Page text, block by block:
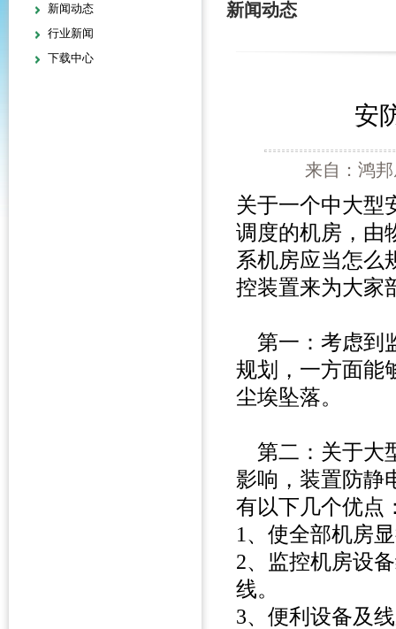
新闻动态
行业新闻
下载中心
新闻动态
安
来自：鸿
关于一个中大型
调度的机房，由
系机房应当怎么
控装置来为大家
第一：考虑到
规划，一方面能
尘埃坠落。
第二：关于大
影响，装置防静
有以下几个优点
1、使全部机房
2、监控机房设
线。
3、便利设备及